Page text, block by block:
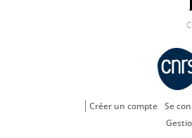
Créer un compte Se